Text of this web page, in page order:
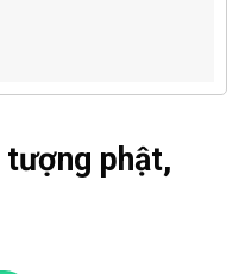
phật,